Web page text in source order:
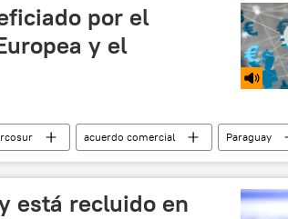
por el
y el
acuerdo comercial
Paraguay
Unión Europea (UE)
está recluido en